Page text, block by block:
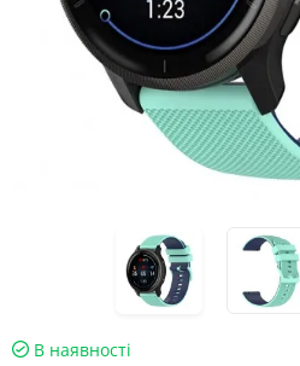
В наявності